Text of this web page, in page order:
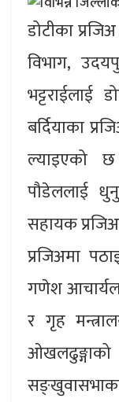
डोटीका
विभाग,
भट्टराईलाई
बर्दियाका
ल्याइएको
पौडेललाई
सहायक
प्रजिअमा
गणेश
र गृह